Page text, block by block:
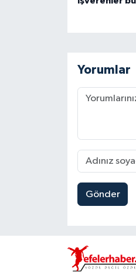
Yorumlar
Gönder